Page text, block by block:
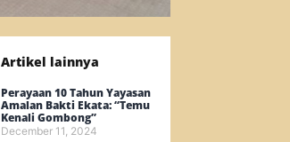
Artikel lainnya
Perayaan 10 Tahun Yayasan
Amalan Bakti Ekata: “Temu
Kenali Gombong”
December 11, 2024